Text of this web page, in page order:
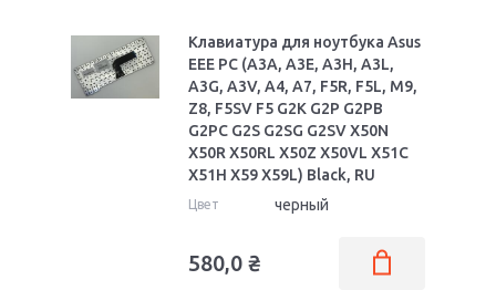
Клавиатура для ноутбука Asus
EEE PC (A3A, A3E, A3H, A3L,
A3G, A3V, A4, A7, F5R, F5L, M9,
Z8, F5SV F5 G2K G2P G2PB
G2PC G2S G2SG G2SV X50N
X50R X50RL X50Z X50VL X51C
X51H X59 X59L) Black, RU
Цвет черный
580,0 ₴